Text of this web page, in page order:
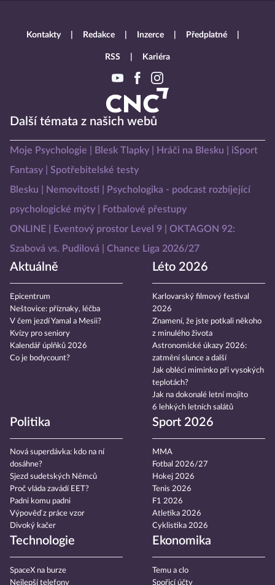
Další témata z našich webů
Moje Psychologie Blesk Tlapky Hráči na Blesku
iSport
Fantasy
Spotřebitelské testy
Blesku
Nemovitosti
Psychologika - podcast rozbíjející
psychologické mýty
Fotbalové přestupy
ONLINE
Eventový prostor Level 9
OKTAGON 92:
Szabová vs. Pudilová
Chance Liga 2026/27
Aktuálně
Epicentrum
Neštovice: příznaky, léčba
V čem jezdí Yamal a Mesii?
Kvízy pro seniory
Kalendář úplňků 2026
Co je bodycount?
Léto 2026
Karlovarský filmový festival
2026
Znamení, že jste potkali někoho
z minulého života
Astronomické úkazy 2026:
zatmění slunce a další
Jak obléci miminko při vysokých
teplotách?
Jak na dokonalé letní mojito
6 lehkých letních salátů
Politika
Nová superdávka: kdo na ní
dosáhne?
Sjezd sudetských Němců
Proč vláda zavádí EET?
Padni komu padni
Výpověď z práce vzor
Divoký kačer
Sport 2026
MMA
Fotbal 2026/27
Hokej 2026
Tenis 2026
F1 2026
Atletika 2026
Cyklistika 2026
Technologie
SpaceX na burze
Nejlepší telefony
Ekonomika
Temu a clo
Spořicí účty
Kontakty Redakce Inzerce Předplatné
RSS Kariéra